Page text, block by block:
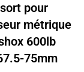
pour
métrique
600lb
75mm